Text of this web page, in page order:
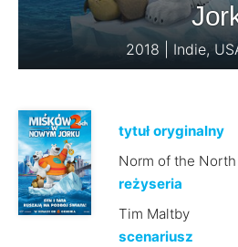
2018 | Indie,
tytuł oryginalny
Norm of the North
reżyseria
Tim Maltby
scenariusz